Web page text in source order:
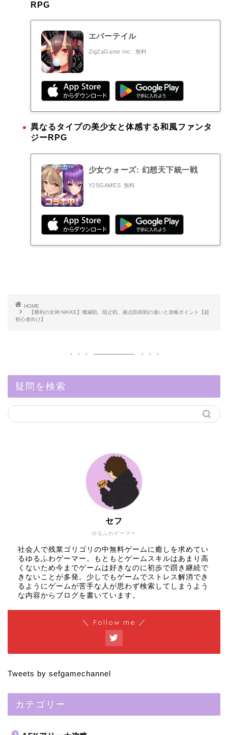
RPG
エバーテイル
ZigZaGame Inc. 無料
異なるタイプの美少女と体感する和風ファンタ
ジーRPG
少女ウォーズ: 幻想天下統一戦
Y2SGAMES 無料
HOME
【勝利の女神:NIKKE】殲滅戦、阻止戦、拠点防衛戦の違いと攻略ポイント【超
初心者向け】
疑問を検索
ゆるふわゲーマー
セフ
社会人で残業ゴリゴリの中無料ゲームに癒しを求めてい
るゆるふわゲーマー。もともとゲームスキルはあまり高
くないため今までゲームは好きなのに初歩で躓き継続で
きないことが多発。少しでもゲームでストレス解消でき
るようにゲームが苦手な人が思わず検索してしまうよう
な内容からブログを書いています。
＼ Follow me ／
Tweets by sefgamechannel
カテゴリー